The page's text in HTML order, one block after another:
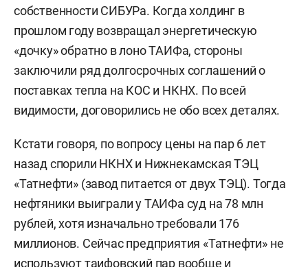
собственности СИБУРа. Когда холдинг в
прошлом году возвращал энергетическую
«дочку» обратно в лоно ТАИФа, стороны
заключили ряд долгосрочных соглашений о
поставках тепла на КОС и НКНХ. По всей
видимости, договорились не обо всех деталях.
Кстати говоря, по вопросу цены на пар 6 лет
назад спорили НКНХ и Нижнекамская ТЭЦ
«Татнефти» (завод питается от двух ТЭЦ). Тогда
нефтяники выиграли у ТАИФа суд на 78 млн
рублей, хотя изначально требовали 176
миллионов. Сейчас предприятия «Татнефти» не
используют таифовский пар вообще и